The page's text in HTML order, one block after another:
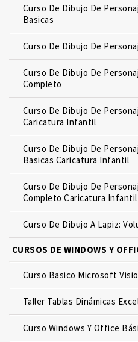
Curso De Dibujo De
Basicas
Curso De Dibujo De
Curso De Dibujo De
Completo
Curso De Dibujo De
Caricatura Infantil
Curso De Dibujo De
Basicas Caricatura Infantil
Curso De Dibujo De
Completo Caricatura Infantil
Curso De Dibujo A Lapiz:
CURSOS DE WINDOWS Y
Curso Basico Microsoft Visio
Taller Tablas Dinámicas
Curso Windows Y Office